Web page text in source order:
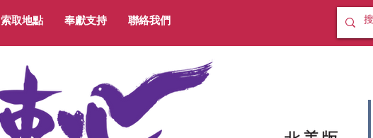
索取地點 奉獻支持 聯絡我們